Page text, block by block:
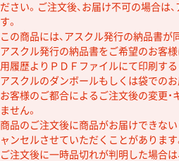
ださい。ご注文後、お届け不可の場合は
す。
この商品には、アスクル発行の納品書が
アスクル発行の納品書をご希望のお客様
用履歴よりＰＤＦファイルにて印刷する
アスクルのダンボールもしくは袋でのお
お客様のご都合によるご注文後の変更・
ません。
商品のご注文後に商品がお届けできな
ャンセルさせていただくことがあります
ご注文後に一時品切れが判明した場合は